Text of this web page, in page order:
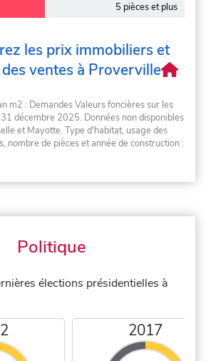
5 pièces et plus
les prix immobiliers et
ventes à Proverville
m2 : Demandes Valeurs foncières sur les
décembre 2025. Données non disponibles
et Mayotte. Type d'habitat, usage des
nombre de pièces et année de construction :
Politique
élections présidentielles à
2017